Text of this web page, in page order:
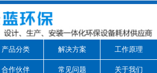
产品分类 解决方案 工作原理
合作伙伴 常见问题 关于我们